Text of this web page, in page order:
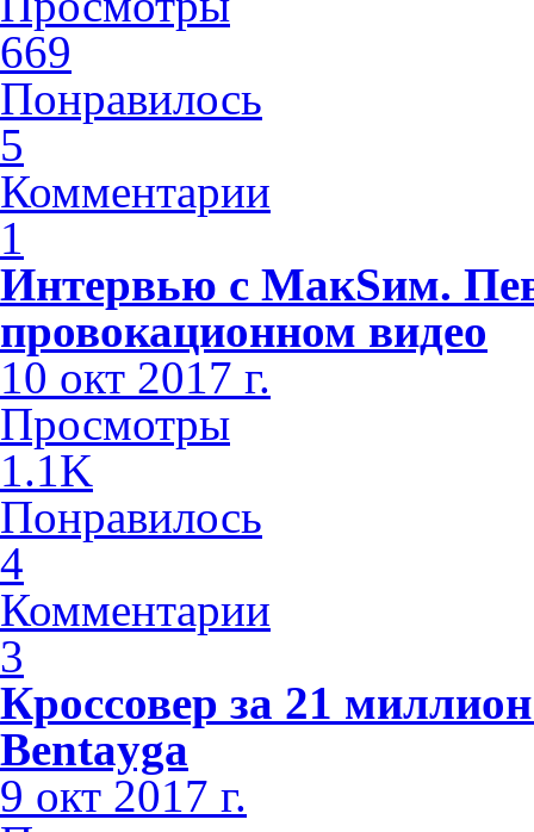
669
Понравилось
5
Комментарии
1
Интервью с МакSим.
провокационном видео
10 окт 2017 г.
Просмотры
1.1K
Понравилось
4
Комментарии
3
Кроссовер за 21
Bentayga
9 окт 2017 г.